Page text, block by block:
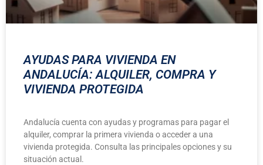
AYUDAS PARA VIVIENDA EN
ANDALUCÍA: ALQUILER, COMPRA Y
VIVIENDA PROTEGIDA
Andalucía cuenta con ayudas y programas para pagar el
alquiler, comprar la primera vivienda o acceder a una
vivienda protegida. Consulta las principales opciones y su
situación actual.